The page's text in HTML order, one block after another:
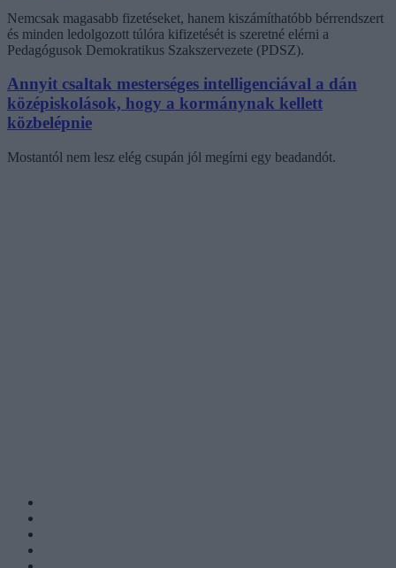
Nemcsak magasabb fizetéseket, hanem kiszámíthatóbb bérrendszert
és minden ledolgozott túlóra kifizetését is szeretné elérni a
Pedagógusok Demokratikus Szakszervezete (PDSZ).
Annyit csaltak mesterséges intelligenciával a dán
középiskolások, hogy a kormánynak kellett
közbelépnie
Mostantól nem lesz elég csupán jól megírni egy beadandót.